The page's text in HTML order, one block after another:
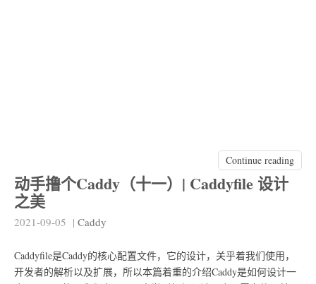
Continue reading
动手撸个Caddy（十一）| Caddyfile 设计
之美
2021-09-05 | Caddy
Caddyfile是Caddy的核心配置文件，它的设计，关乎着我们使用，
开发者的解析以及扩展，所以本篇着重的介绍Caddy是如何设计一